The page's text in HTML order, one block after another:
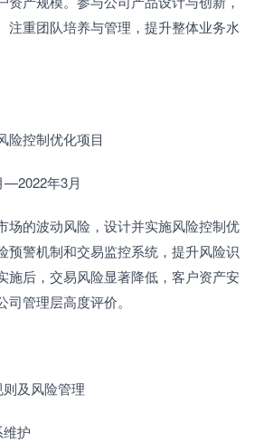
注重团队培养与管理，提升整体业务水
险控制优化项目
—2022年3月
场的波动风险，设计并实施风险控制优
预警机制和交易监控系统，提升风险识
施后，交易风险显著降低，客户资产安
管理层高度评价。
及风险管理
护